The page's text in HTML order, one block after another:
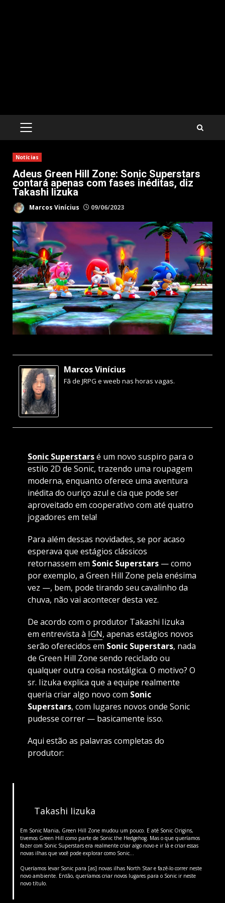
PRIMARY
Notícias
Adeus Green Hill Zone: Sonic Superstars
contará apenas com fases inéditas, diz
Takashi Iizuka
Marcos Vinícius 09/06/2023
Marcos Vinícius
Fã de JRPG e weeb nas horas vagas.
Sonic Superstarsé um novo suspiro para o
estilo 2D de Sonic, trazendo uma roupagem
moderna, enquanto oferece uma aventura
inédita do ouriço azul e cia que pode ser
aproveitado em cooperativo com até quatro
jogadores em tela!
Para além dessas novidades, se por acaso
esperava que estágios clássicos
retornassem em Sonic Superstars— como
por exemplo, a Green Hill Zone pela enésima
vez —, bem, pode tirando seu cavalinho da
chuva, não vai acontecer desta vez.
De acordo com o produtor Takashi Iizuka
em entrevista à IGN, apenas estágios novos
serão oferecidos em Sonic Superstars, nada
de Green Hill Zone sendo reciclado ou
qualquer outra coisa nostálgica. O motivo? O
sr. Iizuka explica que a equipe realmente
queria criar algo novo com Sonic
Superstars, com lugares novos onde Sonic
pudesse correr — basicamente isso.
Aqui estão as palavras completas do
produtor:
Takashi Iizuka
Em Sonic Mania, Green Hill Zone mudou um pouco. E até Sonic Origins,
tivemos Green Hill como parte de Sonic the Hedgehog. Mas o que queríamos
fazer com Sonic Superstars era realmente criar algo novo e ir lá e criar essas
novas ilhas que você pode explorar como Sonic…
Queríamos levar Sonic para [as] novas ilhas North Star e fazê-lo correr neste
novo ambiente. Então, queríamos criar novos lugares para o Sonic ir neste
novo título.